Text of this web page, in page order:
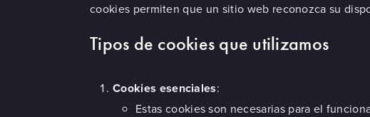
cookies permiten que un sitio web reconozca su
Tipos de cookies que utilizamos
Cookies esenciales:
Estas cookies son necesarias para el